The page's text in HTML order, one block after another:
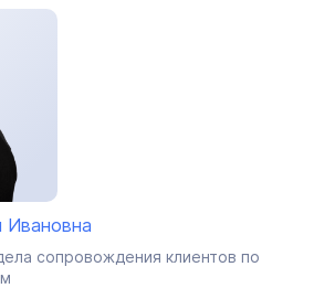
Ивановна
сопровождения клиентов по